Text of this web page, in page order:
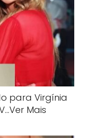
para Virgínia
Mais